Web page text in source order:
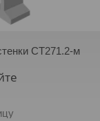
СТ271.2-м